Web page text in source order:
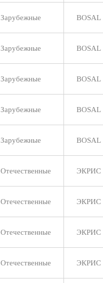
Зарубежные BOSAL
Зарубежные BOSAL
Зарубежные BOSAL
Зарубежные BOSAL
Зарубежные BOSAL
Отечественные ЭКРИС
Отечественные ЭКРИС
Отечественные ЭКРИС
Отечественные ЭКРИС